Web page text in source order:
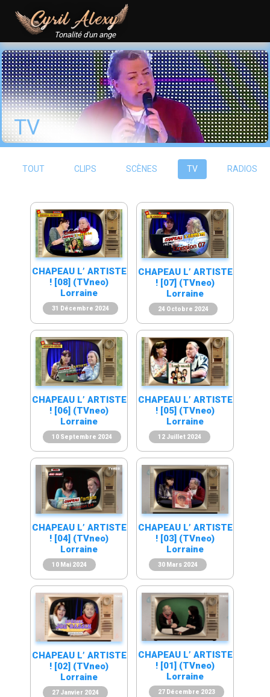
Tonalité d'un ange
TV
TOUT CLIPS SCÈNES TV RADIOS
31 Décembre 2024
CHAPEAU L’ ARTISTE
! [08] (TVneo)
Lorraine
24 Octobre 2024
CHAPEAU L’ ARTISTE
! [07] (TVneo)
Lorraine
10 Septembre 2024
CHAPEAU L’ ARTISTE
! [06] (TVneo)
Lorraine
12 Juillet 2024
CHAPEAU L’ ARTISTE
! [05] (TVneo)
Lorraine
10 Mai 2024
CHAPEAU L’ ARTISTE
! [04] (TVneo)
Lorraine
30 Mars 2024
CHAPEAU L’ ARTISTE
! [03] (TVneo)
Lorraine
27 Janvier 2024
CHAPEAU L’ ARTISTE
! [02] (TVneo)
Lorraine
27 Décembre 2023
CHAPEAU L’ ARTISTE
! [01] (TVneo)
Lorraine